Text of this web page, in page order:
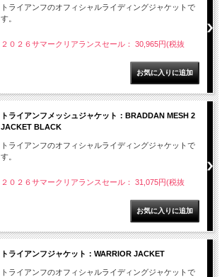
トライアンフのオフィシャルライディングジャケットで
す。
２０２６サマークリアランスセール： 30,965円(税抜
トライアンフメッシュジャケット：BRADDAN MESH 2
JACKET BLACK
トライアンフのオフィシャルライディングジャケットで
す。
２０２６サマークリアランスセール： 31,075円(税抜
トライアンフジャケット：WARRIOR JACKET
トライアンフのオフィシャルライディングジャケットで